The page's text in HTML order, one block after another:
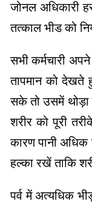
जोनल अधिकारी
तत्काल भीड को
सभी कर्मचारी
तापमान को देखते
सके तो उसमें
शरीर को पूरी
कारण पानी
हल्का रखें ताकि
पर्व में अत्यधिक